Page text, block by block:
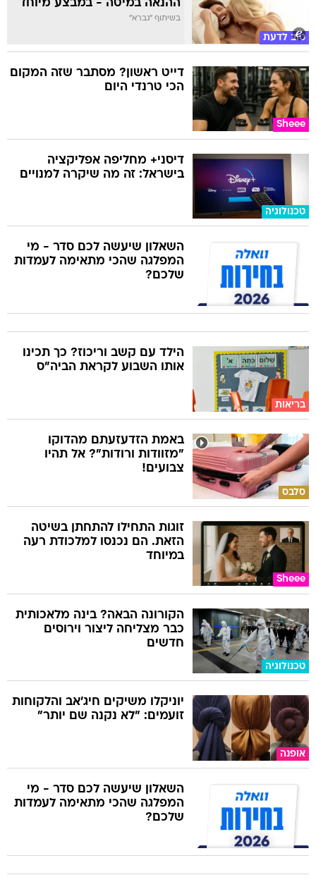
טוב לדעת
ההנאה במיטה - במבצע מיוחד
בשיתוף "גברא"
Sheee
דייט ראשון? מסתבר שזה המקום
הכי טרנדי היום
טכנולוגיה
דיסני+ מחליפה אפליקציה
בישראל: זה מה שיקרה למנויים
השאלון שיעשה לכם סדר - מי
המפלגה שהכי מתאימה לעמדות
שלכם?
בריאות
הילד עם קשב וריכוז? כך תכינו
אותו השבוע לקראת הביה"ס
סלבס
באמת הזדעזעתם מהדוקו
"מזוודות ורודות"? אל תהיו
צבועים!
Sheee
זוגות התחילו להתחתן בשיטה
הזאת. הם נכנסו למלכודת רעה
במיוחד
טכנולוגיה
הקורונה הבאה? בינה מלאכותית
כבר מצליחה ליצור וירוסים
חדשים
אופנה
יוניקלו משיקים חיג'אב והלקוחות
זועמים: "לא נקנה שם יותר"
השאלון שיעשה לכם סדר - מי
המפלגה שהכי מתאימה לעמדות
שלכם?